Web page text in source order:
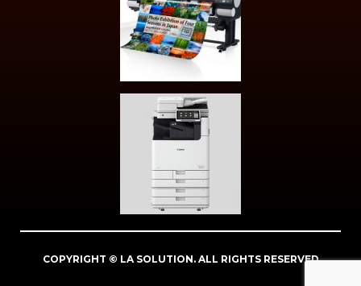
COPYRIGHT © LA SOLUTION. ALL RIGHTS RESERVED